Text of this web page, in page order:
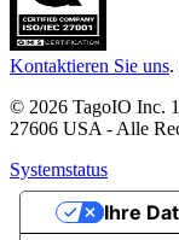
Kontaktieren Sie uns.
© 2026 TagoIO Inc.
27606 USA - Alle
Systemstatus
Ihre